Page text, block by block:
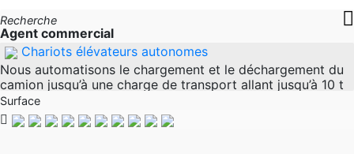
Recherche
Agent commercial
Chariots élévateurs autonomes
Nous automatisons le chargement et le déchargement du
camion jusqu’à une charge de transport allant jusqu’à 10 t
depuis la place de parking avec nos chariots élévateurs à
conduite autonome.
Surface